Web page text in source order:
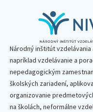
Národný inštitút
napríklad vzdelávanie a
nepedagogickým
školských zariadení,
organizovanie
na školách, neformálne